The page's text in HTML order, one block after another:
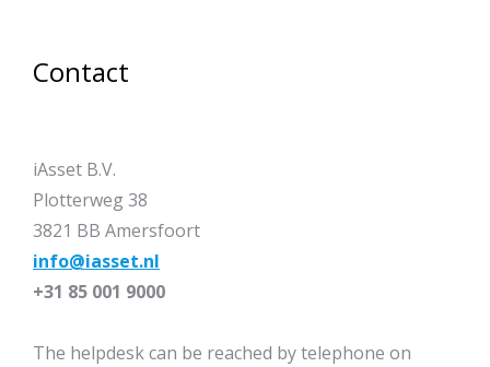
Contact
iAsset B.V.
Plotterweg 38
3821 BB Amersfoort
info@iasset.nl
+31 85 001 9000
The helpdesk can be reached by telephone on